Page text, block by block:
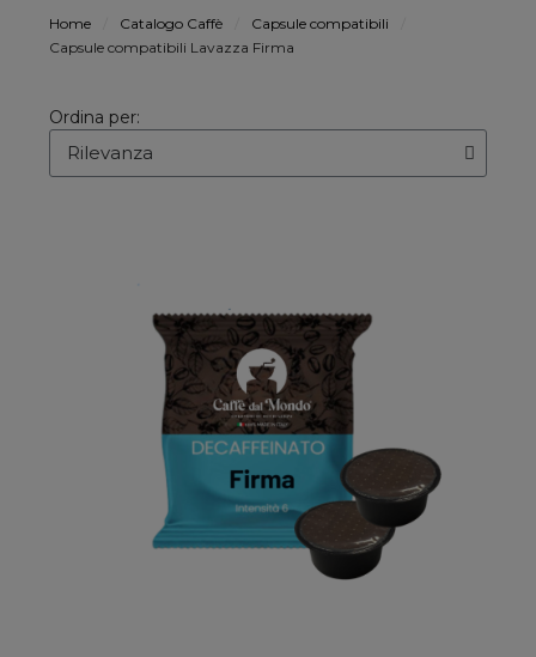
Home Catalogo Caffè
Capsule compatibili
Capsule compatibili Lavazza Firma
Ordina per: